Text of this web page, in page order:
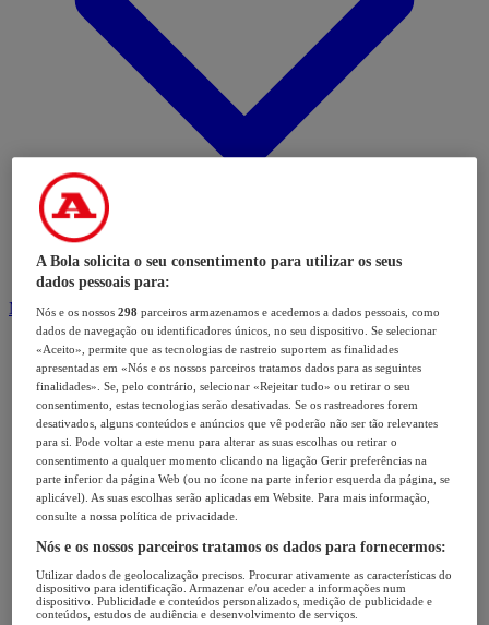
Modalidades
A Bola solicita o seu consentimento para utilizar os seus
dados pessoais para:
Nós e os nossos298 parceiros armazenamos e acedemos a dados pessoais, como
dados de navegação ou identificadores únicos, no seu dispositivo. Se selecionar
«Aceito», permite que as tecnologias de rastreio suportem as finalidades
apresentadas em «Nós e os nossos parceiros tratamos dados para as seguintes
finalidades». Se, pelo contrário, selecionar «Rejeitar tudo» ou retirar o seu
consentimento, estas tecnologias serão desativadas. Se os rastreadores forem
desativados, alguns conteúdos e anúncios que vê poderão não ser tão relevantes
para si. Pode voltar a este menu para alterar as suas escolhas ou retirar o
consentimento a qualquer momento clicando na ligação Gerir preferências na
parte inferior da página Web (ou no ícone na parte inferior esquerda da página, se
aplicável). As suas escolhas serão aplicadas em Website. Para mais informação,
consulte a nossa política de privacidade.
Nós e os nossos parceiros tratamos os dados para fornecermos:
Utilizar dados de geolocalização precisos. Procurar ativamente as características do
dispositivo para identificação. Armazenar e/ou aceder a informações num
dispositivo. Publicidade e conteúdos personalizados, medição de publicidade e
conteúdos, estudos de audiência e desenvolvimento de serviços.